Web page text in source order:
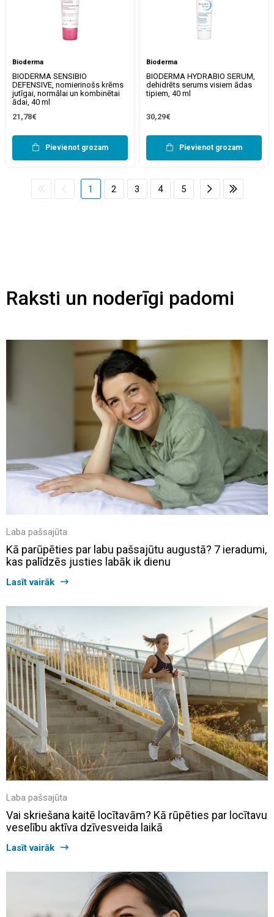
Bioderma
BIODERMA SENSIBIO
DEFENSIVE, nomierinošs krēms
jutīgai, normālai un kombinētai
ādai, 40 ml
21,78€
Pievienot grozam
Bioderma
BIODERMA HYDRABIO SERUM,
dehidrēts serums visiem ādas
tipiem, 40 ml
30,29€
Pievienot grozam
1 2 3 4 5
Raksti un noderīgi padomi
Laba pašsajūta
Kā parūpēties par labu pašsajūtu augustā? 7 ieradumi,
kas palīdzēs justies labāk ik dienu
Lasīt vairāk
Laba pašsajūta
Vai skriešana kaitē locītavām? Kā rūpēties par locītavu
veselību aktīva dzīvesveida laikā
Lasīt vairāk